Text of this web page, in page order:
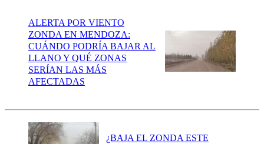
ALERTA POR VIENTO
ZONDA EN MENDOZA:
CUÁNDO PODRÍA BAJAR AL
LLANO Y QUÉ ZONAS
SERÍAN LAS MÁS
AFECTADAS
¿BAJA EL ZONDA ESTE